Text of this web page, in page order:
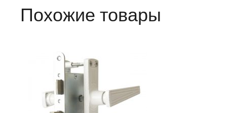
Похожие товары